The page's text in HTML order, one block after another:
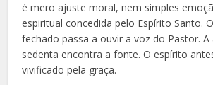
é mero ajuste moral, nem simples
espiritual concedida pelo Espírito Santo.
fechado passa a ouvir a voz do Pastor. A
sedenta encontra a fonte. O espírito
vivificado pela graça.